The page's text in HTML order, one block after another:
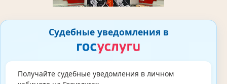
Судебные уведомления в
Получайте судебные уведомления в личном